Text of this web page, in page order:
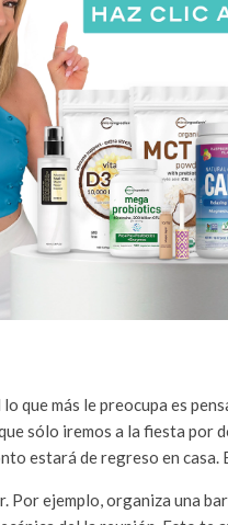
que más le preocupa es
sólo iremos a la fiesta por
estará de regreso en casa.
Por ejemplo, organiza una